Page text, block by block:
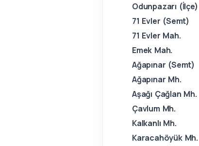
Odunpazarı (İlçe)
71 Evler (Semt)
71 Evler Mah.
Emek Mah.
Ağapınar (Semt)
Ağapınar Mh.
Aşağı Çağlan Mh.
Çavlum Mh.
Kalkanlı Mh.
Karacahöyük Mh.